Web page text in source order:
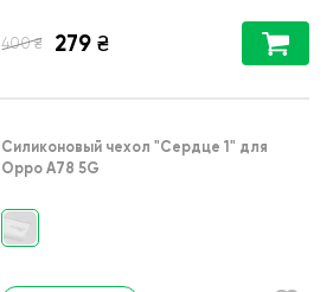
400 ₴ 279 ₴
Силиконовый чехол "Сердце 1" для
Oppo A78 5G